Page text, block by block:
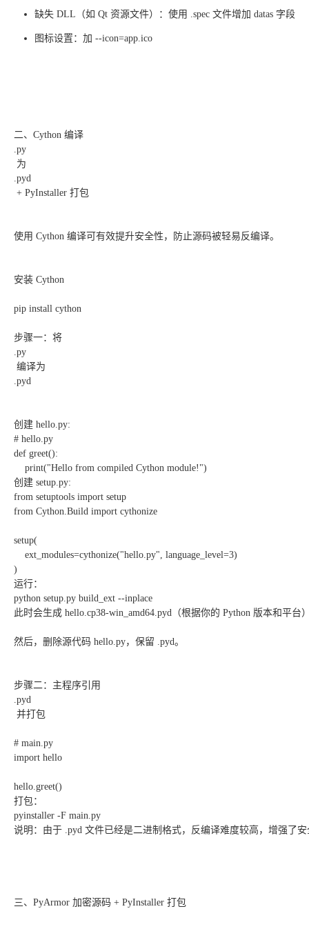
缺失 DLL（如 Qt 资源文件）：使用 .spec 文件增加 datas 字段
图标设置：加 --icon=app.ico
二、Cython 编译
.py
为
.pyd
+ PyInstaller 打包
使用 Cython 编译可有效提升安全性，防止源码被轻易反编译。
安装 Cython
pip install cython
步骤一：将
.py
编译为
.pyd
创建 hello.py:
# hello.py
def greet():
print("Hello from compiled Cython module!")
创建 setup.py:
from setuptools import setup
from Cython.Build import cythonize
setup(
ext_modules=cythonize("hello.py", language_level=3)
)
运行：
python setup.py build_ext --inplace
此时会生成 hello.cp38-win_amd64.pyd（根据你的 Python 版本和平台
然后，删除源代码 hello.py，保留 .pyd。
步骤二：主程序引用
.pyd
并打包
# main.py
import hello
hello.greet()
打包：
pyinstaller -F main.py
说明：由于 .pyd 文件已经是二进制格式，反编译难度较高，增强了
三、PyArmor 加密源码 + PyInstaller 打包